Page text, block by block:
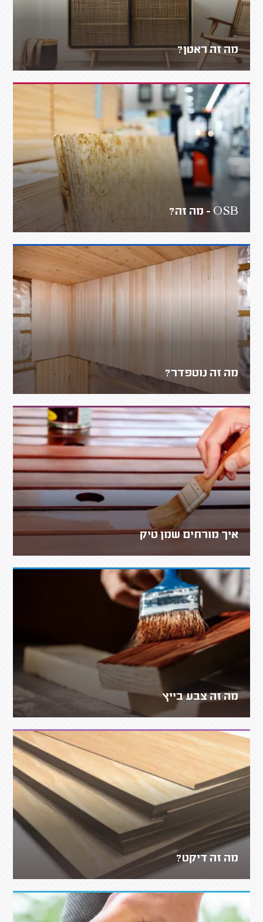
מה זה ראטן?
OSB - מה זה?
מה זה נוטפדר?
איך מורחים שמן טיק
מה זה צבע בייץ
מה זה דיקט?